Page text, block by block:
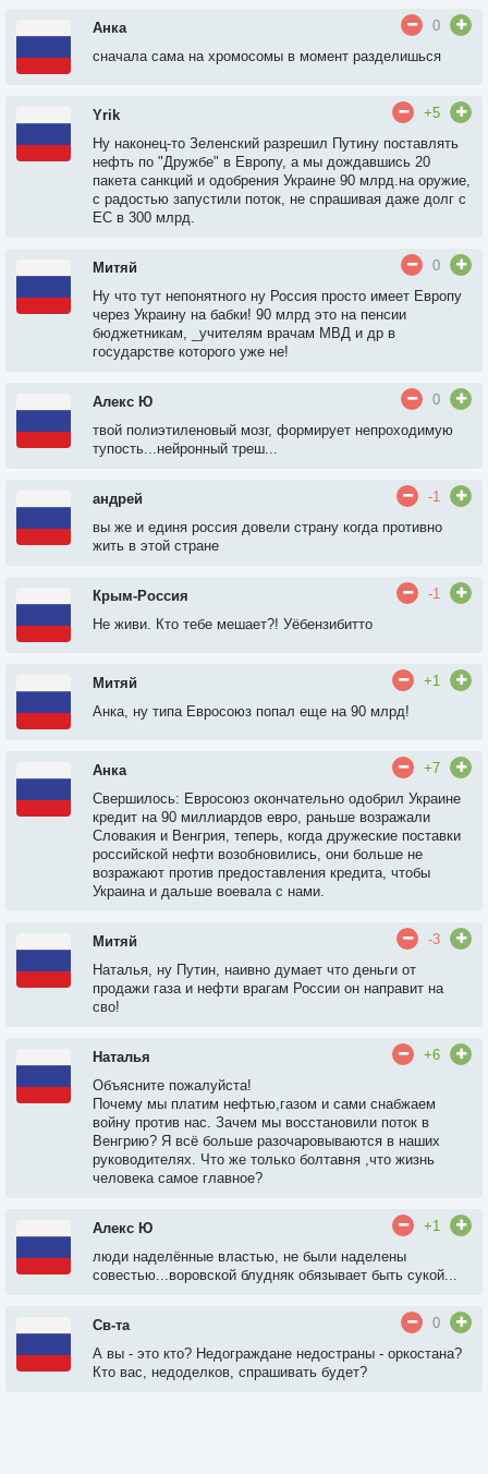
Анка
0
сначала сама на хромосомы в момент разделишься
Yrik
+5
Ну наконец-то Зеленский разрешил Путину поставлять
нефть по "Дружбе" в Европу, а мы дождавшись 20
пакета санкций и одобрения Украине 90 млрд.на оружие,
с радостью запустили поток, не спрашивая даже долг с
ЕС в 300 млрд.
Митяй
0
Ну что тут непонятного ну Россия просто имеет Европу
через Украину на бабки! 90 млрд это на пенсии
бюджетникам, _учителям врачам МВД и др в
государстве которого уже не!
Алекс Ю
0
твой полиэтиленовый мозг, формирует непроходимую
тупость...нейронный треш...
андрей
-1
вы же и единя россия довели страну когда противно
жить в этой стране
Крым-Россия
-1
Не живи. Кто тебе мешает?! Уёбензибитто
Митяй
+1
Анка, ну типа Евросоюз попал еще на 90 млрд!
Анка
+7
Свершилось: Евросоюз окончательно одобрил Украине
кредит на 90 миллиардов евро, раньше возражали
Словакия и Венгрия, теперь, когда дружеские поставки
российской нефти возобновились, они больше не
возражают против предоставления кредита, чтобы
Украина и дальше воевала с нами.
Митяй
-3
Наталья, ну Путин, наивно думает что деньги от
продажи газа и нефти врагам России он направит на
сво!
Наталья
+6
Объясните пожалуйста!
Почему мы платим нефтью,газом и сами снабжаем
войну против нас. Зачем мы восстановили поток в
Венгрию? Я всё больше разочаровываются в наших
руководителях. Что же только болтавня ,что жизнь
человека самое главное?
Алекс Ю
+1
люди наделённые властью, не были наделены
совестью...воровской блудняк обязывает быть сукой...
Св-та
0
А вы - это кто? Недограждане недостраны - оркостана?
Кто вас, недоделков, спрашивать будет?